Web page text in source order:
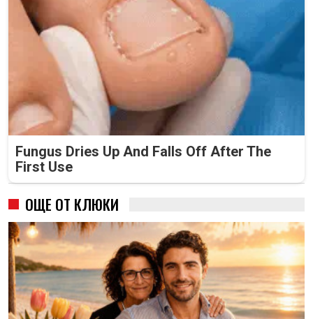
Fungus Dries Up And Falls Off After The
First Use
ОЩЕ ОТ КЛЮКИ